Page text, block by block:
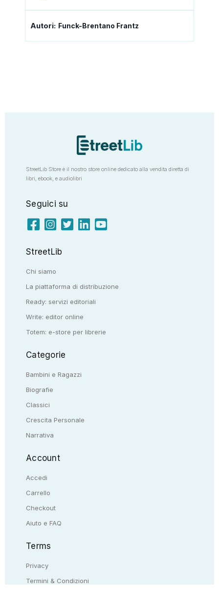
Autori: Funck-Brentano Frantz
StreetLib Store è il nostro store online dedicato alla vendita diretta di
libri, ebook, e audiolibri
Seguici su
StreetLib
Chi siamo
La piattaforma di distribuzione
Ready: servizi editoriali
Write: editor online
Totem: e-store per librerie
Categorie
Bambini e Ragazzi
Biografie
Classici
Crescita Personale
Narrativa
Account
Accedi
Carrello
Checkout
Aiuto e FAQ
Terms
Privacy
Termini & Condizioni